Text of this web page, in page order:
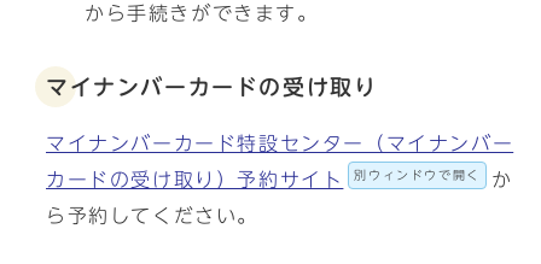
から手続きができます。
マイナンバーカードの受け取り
マイナンバーカード特設センター（マイナンバー
カードの受け取り）予約サイト
別ウィンドウで開く
か
ら予約してください。